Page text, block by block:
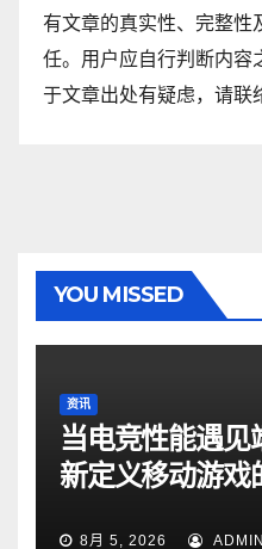
有文章的真实性、完整性
任。用户应自行判断内容
于文章出处有疑虑，请联
YOU MISSED
资讯
当电竞性能遇
新定义移动游戏
8月 5, 2026 ADMIN